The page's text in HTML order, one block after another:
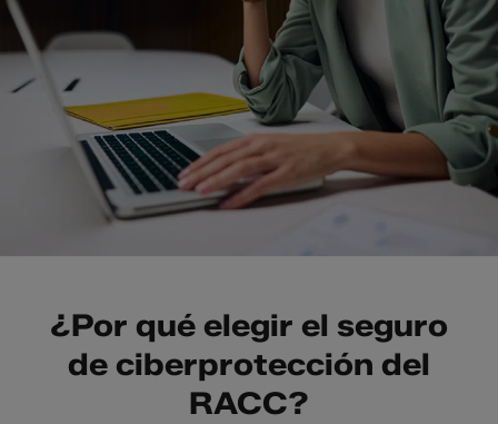
¿Por qué elegir el seguro
de ciberprotección del
RACC?